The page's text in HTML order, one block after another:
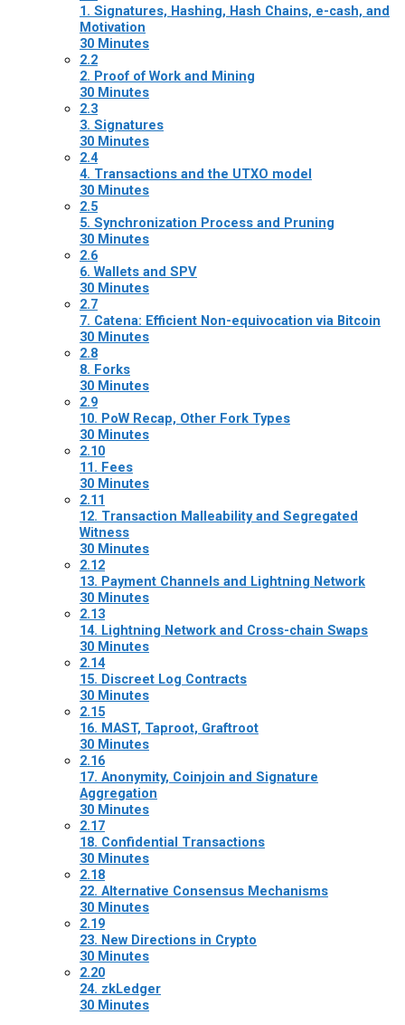
1. Signatures, Hashing, Hash Chains, e-cash, and
Motivation
30 Minutes
2.2
2. Proof of Work and Mining
30 Minutes
2.3
3. Signatures
30 Minutes
2.4
4. Transactions and the UTXO model
30 Minutes
2.5
5. Synchronization Process and Pruning
30 Minutes
2.6
6. Wallets and SPV
30 Minutes
2.7
7. Catena: Efficient Non-equivocation via Bitcoin
30 Minutes
2.8
8. Forks
30 Minutes
2.9
10. PoW Recap, Other Fork Types
30 Minutes
2.10
11. Fees
30 Minutes
2.11
12. Transaction Malleability and Segregated
Witness
30 Minutes
2.12
13. Payment Channels and Lightning Network
30 Minutes
2.13
14. Lightning Network and Cross-chain Swaps
30 Minutes
2.14
15. Discreet Log Contracts
30 Minutes
2.15
16. MAST, Taproot, Graftroot
30 Minutes
2.16
17. Anonymity, Coinjoin and Signature
Aggregation
30 Minutes
2.17
18. Confidential Transactions
30 Minutes
2.18
22. Alternative Consensus Mechanisms
30 Minutes
2.19
23. New Directions in Crypto
30 Minutes
2.20
24. zkLedger
30 Minutes